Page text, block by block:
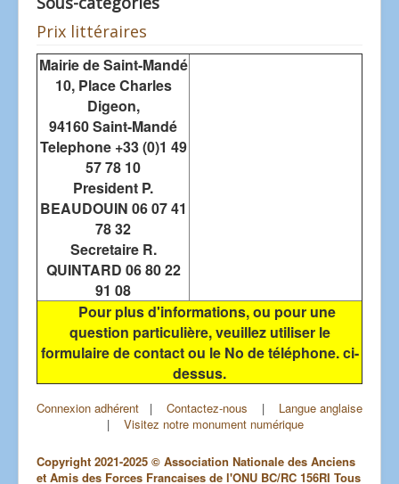
Prix littéraires
Mairie de Saint-Mandé
10, Place Charles
Digeon,
94160 Saint-Mandé
Telephone +33 (0)1 49
57 78 10
President P.
BEAUDOUIN 06 07 41
78 32
Secretaire R.
QUINTARD 06 80 22
91 08
Pour plus d'informations, ou pour une
question particulière, veuillez utiliser le
formulaire de contact ou le No de téléphone. ci-
dessus.
Connexion adhérent | Contactez-nous | Langue anglaise
| Visitez notre monument numérique
Copyright 2021-2025 © Association Nationale des Anciens
et Amis des Forces Francaises de l'ONU BC/RC 156RI Tous